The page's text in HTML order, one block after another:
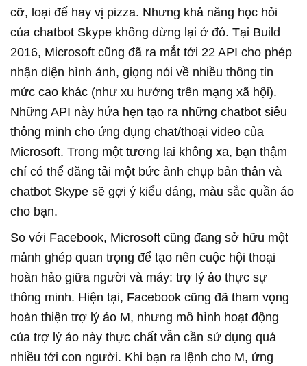
cỡ, loại đế hay vị pizza. Nhưng khả năng học hỏi
của chatbot Skype không dừng lại ở đó. Tại Build
2016, Microsoft cũng đã ra mắt tới 22 API cho phép
nhận diện hình ảnh, giọng nói về nhiều thông tin
mức cao khác (như xu hướng trên mạng xã hội).
Những API này hứa hẹn tạo ra những chatbot siêu
thông minh cho ứng dụng chat/thoại video của
Microsoft. Trong một tương lai không xa, bạn thậm
chí có thể đăng tải một bức ảnh chụp bản thân và
chatbot Skype sẽ gợi ý kiểu dáng, màu sắc quần áo
cho bạn.
So với Facebook, Microsoft cũng đang sở hữu một
mảnh ghép quan trọng để tạo nên cuộc hội thoại
hoàn hảo giữa người và máy: trợ lý ảo thực sự
thông minh. Hiện tại, Facebook cũng đã tham vọng
hoàn thiện trợ lý ảo M, nhưng mô hình hoạt động
của trợ lý ảo này thực chất vẫn cần sử dụng quá
nhiều tới con người. Khi bạn ra lệnh cho M, ứng